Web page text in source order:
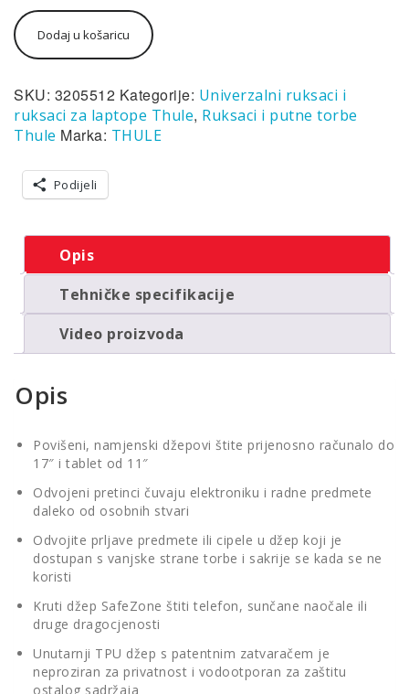
Thule
EnRoute
ruksak
crni
NOVO
količina
Dodaj u košaricu
SKU: 3205512 Kategorije: Univerzalni ruksaci i
ruksaci za laptope Thule, Ruksaci i putne torbe
Thule Marka: THULE
Podijeli
Opis
Tehničke specifikacije
Video proizvoda
Opis
Povišeni, namjenski džepovi štite prijenosno računalo do
17″ i tablet od 11″
Odvojeni pretinci čuvaju elektroniku i radne predmete
daleko od osobnih stvari
Odvojite prljave predmete ili cipele u džep koji je
dostupan s vanjske strane torbe i sakrije se kada se ne
koristi
Kruti džep SafeZone štiti telefon, sunčane naočale ili
druge dragocjenosti
Unutarnji TPU džep s patentnim zatvaračem je
neproziran za privatnost i vodootporan za zaštitu
ostalog sadržaja